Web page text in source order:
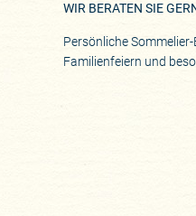
WIR BERATEN SIE
Persönliche
Familienfeiern und